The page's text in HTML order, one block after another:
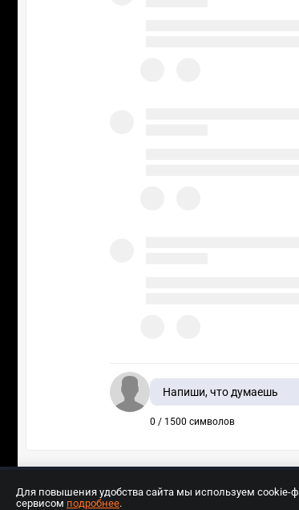
Напиши, что думаешь
0 / 1500 символов
Для повышения удобства сайта мы используем cookie-
сервисом подробнее.